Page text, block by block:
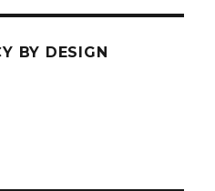
BY DESIGN